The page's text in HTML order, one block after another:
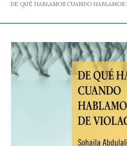
DE QUÉ HABLAMOS CUANDO